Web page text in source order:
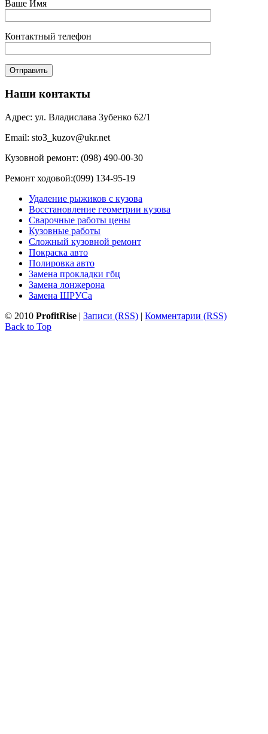
Ваше Имя
Контактный телефон
Наши контакты
Адрес: ул. Владислава Зубенко 62/1
Email: sto3_kuzov@ukr.net
Кузовной ремонт: (098) 490-00-30
Ремонт ходовой:(099) 134-95-19
Удаление рыжиков с кузова
Восстановление геометрии кузова
Сварочные работы цены
Кузовные работы
Сложный кузовной ремонт
Покраска авто
Полировка авто
Замена прокладки гбц
Замена лонжерона
Замена ШРУСа
© 2010 ProfitRise | Записи (RSS) | Комментарии (RSS)
Back to Top